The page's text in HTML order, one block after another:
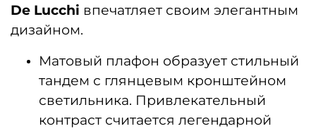
De Lucchi впечатляет своим элегантным
дизайном.
Матовый плафон образует стильный
тандем с глянцевым кронштейном
светильника. Привлекательный
контраст считается легендарной